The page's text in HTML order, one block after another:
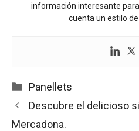
información interesante
cuenta un estilo
Categorías
Panellets
Descubre el delicioso
Mercadona.